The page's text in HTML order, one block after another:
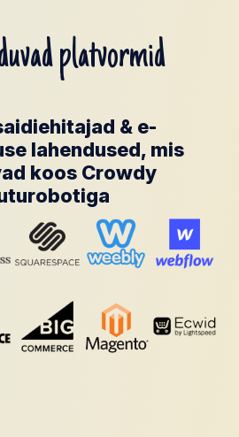
platvormid
& e-
lahendused, mis
koos Crowdy